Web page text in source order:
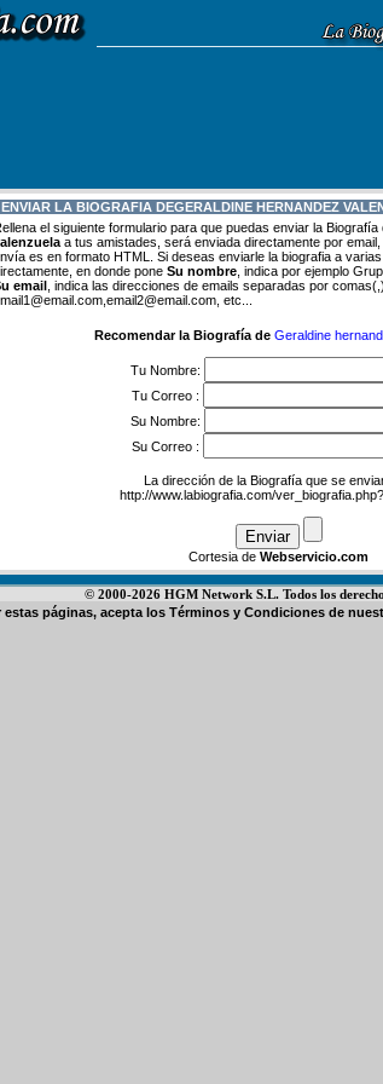
LA BIOGRAFIA DEGERALDINE HERNANDEZ
el siguiente formulario para que puedas enviar la Biografía
a tus amistades, será enviada directamente por
es en formato HTML. Si deseas enviarle la biografia a
en donde pone Su nombre , indica por ejemplo
email , indica las direcciones de emails separadas por
etc...
Recomendar la Biografía de Geraldine
Tu Nombre:
Tu Correo :
Su Nombre:
Su Correo :
La dirección de la Biografía que se
http://www.labiografia.com/
Cortesia de Webservicio.com
© 2000-2026 HGM Network S.L. Todos los
estas páginas, acepta los Términos y Condiciones de